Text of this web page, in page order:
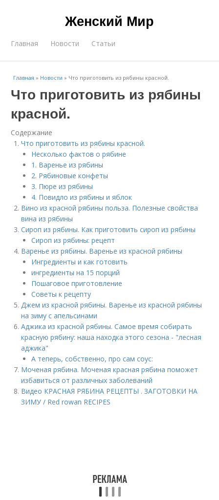
Женский Мир
Главная Новости Статьи
Главная » Новости » Что приготовить из рябины красной.
Что приготовить из рябины
красной.
Содержание
Что приготовить из рябины красной.
Несколько фактов о рябине
1. Варенье из рябины
2. Рябиновые конфеты
3. Пюре из рябины
4. Повидло из рябины и яблок
Вино из красной рябины польза. Полезные свойства
вина из рябины
Сироп из рябины. Как приготовить сироп из рябины
Сироп из рябины: рецепт
Варенье из рябины. Варенье из красной рябины
Ингредиенты и как готовить
ингредиенты на 15 порций
Пошаговое приготовление
Советы к рецепту
Джем из красной рябины. Варенье из красной рябины
на зиму с апельсинами
Аджика из красной рябины. Самое время собирать
красную рябину: наша находка этого сезона - "лесная
аджика"
А теперь, собственно, про сам соус:
Моченая рябина. Моченая красная рябина поможет
избавиться от различных заболеваний
Видео КРАСНАЯ РЯБИНА РЕЦЕПТЫ . ЗАГОТОВКИ НА
ЗИМУ / Red rowan RECIPES